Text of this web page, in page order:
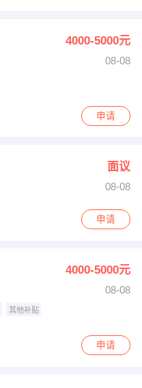
4000-5000元
08-08
申请
面议
08-08
申请
4000-5000元
08-08
其他补贴
申请